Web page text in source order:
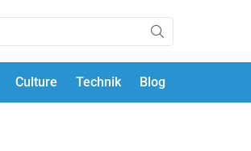
Culture Technik Blog